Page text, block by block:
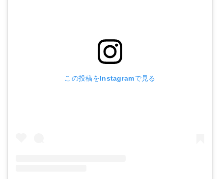
この投稿をInstagramで見る